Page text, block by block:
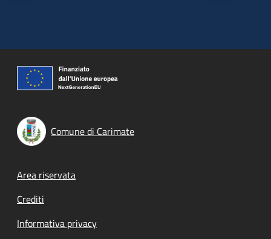
Comune di Carimate
Footer menu
Area riservata
Crediti
Informativa privacy